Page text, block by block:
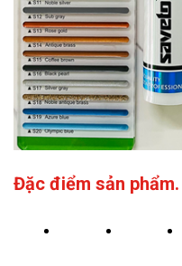
Đặc điểm sản phẩm.